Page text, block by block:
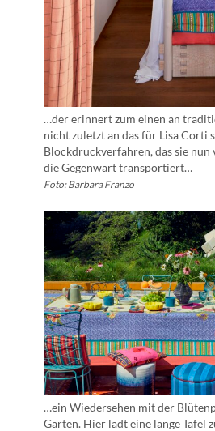
…der erinnert zum einen an
nicht zuletzt an das für Lisa Corti
Blockdruckverfahren, das sie
die Gegenwart transportiert…
Foto: Barbara Franzo
…ein Wiedersehen mit der
Garten. Hier lädt eine lange Tafel